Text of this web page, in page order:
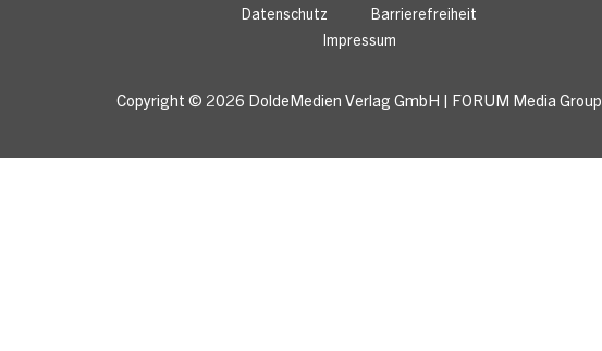
Datenschutz
Barrierefreiheit
Impressum
Copyright © 2026 DoldeMedien Verlag GmbH FORUM Media Group